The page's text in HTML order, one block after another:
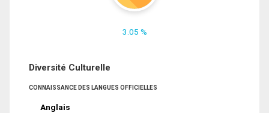
3.05 %
Diversité Culturelle
CONNAISSANCE DES LANGUES OFFICIELLES
Anglais